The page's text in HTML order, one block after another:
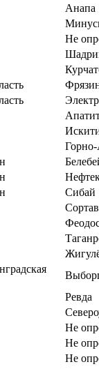
Анапа
Не
Сибай
Ревда
Не
Не
Не